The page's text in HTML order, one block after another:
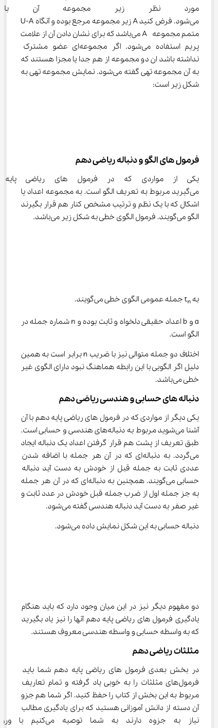
مورد نظر زیر مجموعه آن
متمم مجموعه  A می‌باشد که برای نشان دادن آن از علامت
پریم استفاده می‌شود. اگر مجموعه‌ای عضو مشترک
نداشته باشد ان دو مجموعه از هم جدا یا مجزا هستند که
به آن مجموعه تهی گفته می‌شود. نمایش مجموعه تهی به
شکل زیر است:
فرمول های الگو و دنباله ریاضی دهم
یکی از مواردی که در فرمول‌
می‌گیرید مربوط به تعریف الگو است. به مجموعه اعداد یا
اشکال که با یک نظم و ترتیب مشخص کنار هم قرار بگیرند
الگو می‌گویند. فرمول الگوی خطی به شکل زیر می‌باشد.
به t n جمله عمومی الگوی خطی می‌گویند.
a و b اعداد حقیقی دلخواه و ثابت بوده و n شماره جمله در
الگو است.
اختلاف دو جمله متوالی نیز با ضریب n برابر است به همین
دلیل اگر الگویی با این رابطه هماهنگ نبود دارای الگوی غیر
خطی می‌باشد.
دنباله های حسابی و هندسی ریاضی دهم
یکی دیگر از مواردی که در فرمول ‌های ریاضی پایه دهم با آن
آشنا می‌شوید مربوط به دنباله‌های هندسی و حسابی است.
طبق تعریف از پشت هم قرار گرفتن اعداد یک دنباله ایجاد
می‌گردد. به دنباله‌ای که در آن هر جمله با اضافه شدن
عددی ثابت به جمله قبل از خودش به دست آید دنباله
حسابی می‌گویند. همچنین به دنباله‌ای که در آن هر جمله
به جز جمله اول از ضرب جمله قبل خودش در عدد ثابت و
غیر صفر به دست آید دنباله هندسی گفته می‌شود.
دنباله حسابی به این شکل نمایش داده می‌شود.
دو مفهوم دیگر نیز در این میان وجود دارد که باید هنگام
یادگیری فرمول ‌های ریاضی پایه دهم آنها را نیز یاد بگیرید
که به واسطه حسابی و واسطه هندسی معروف هستند.
مثلثات ریاضی دهم
در بخش بعدی فرمول ‌های ریاضی پایه دهم شما باید
فرمول‌های مثلثات را به خوبی یاد گرفته و تمام تعاریف
مربوط به این بخش از کتاب را حفظ کنید. اگر شما هم جزو
آن دسته از دانش آموزانی هستید که برای یادگیری مطالب
نیاز به جزوه دارند به شما توصیه می‌کنیم با ورود به سایت